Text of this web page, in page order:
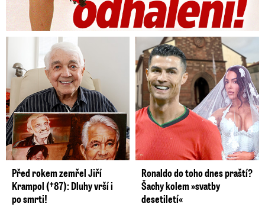
Před rokem zemřel Jiří
Krampol (†87): Dluhy vrší i
po smrti!
Ronaldo do toho dnes praští?
Šachy kolem »svatby
desetiletí«